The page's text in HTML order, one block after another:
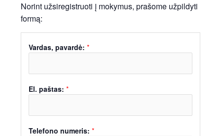
Norint užsiregistruoti į mokymus, prašome užpildyti
formą:
Vardas, pavardė: *
El. paštas: *
Telefono numeris: *